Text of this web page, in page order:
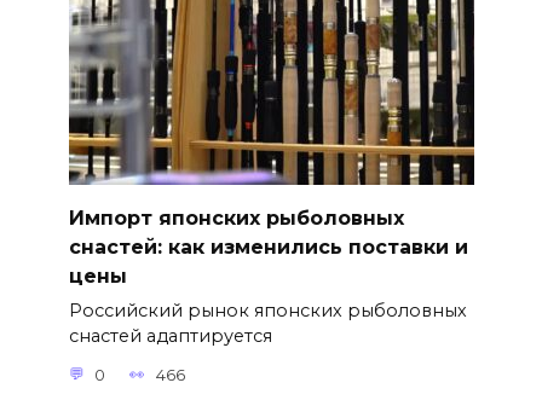
Импорт японских рыболовных
снастей: как изменились поставки и
цены
Российский рынок японских рыболовных
снастей адаптируется
0 466